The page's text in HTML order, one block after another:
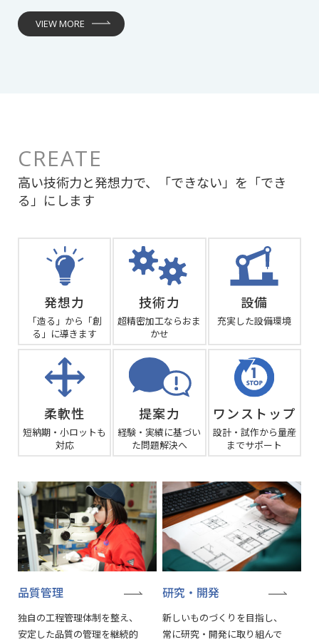
VIEW MORE
CREATE
高い技術力と発想力で、「できない」を「でき
る」にします
発想力
「造る」から「創
る」に導きます
技術力
超精密加工ならおま
かせ
設備
充実した設備環境
柔軟性
短納期・小ロットも
対応
提案力
経験・実績に基づい
た問題解決へ
ワンストップ
設計・試作から量産
までサポート
品質管理
独自の工程管理体制を整え、
安定した品質の管理を継続的
研究・開発
新しいものづくりを目指し、
常に研究・開発に取り組んで